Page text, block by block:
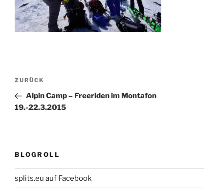
Beitragsnavigation
Vorheriger
Beitrag
ZURÜCK
Alpin Camp – Freeriden im Montafon
19.-22.3.2015
BLOGROLL
splits.eu auf Facebook